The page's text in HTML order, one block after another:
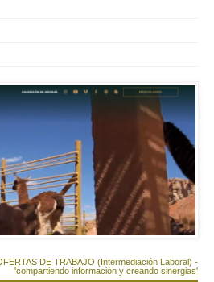
DE TRABAJO (Intermediación Laboral) -
'compartiendo información y creando sinergias'